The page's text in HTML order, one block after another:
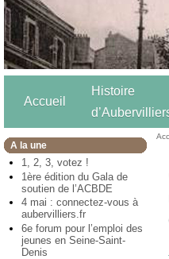
Accueil
Histoire
A la une
1, 2, 3, votez !
1ère édition du Gala de
soutien de l’ACBDE
4 mai : connectez-vous à
aubervilliers.fr
6e forum pour l’emploi des
jeunes en Seine-Saint-
Denis